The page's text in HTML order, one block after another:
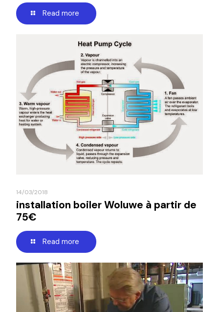
Read more
14/03/2018
installation boiler Woluwe à partir de
75€
Read more